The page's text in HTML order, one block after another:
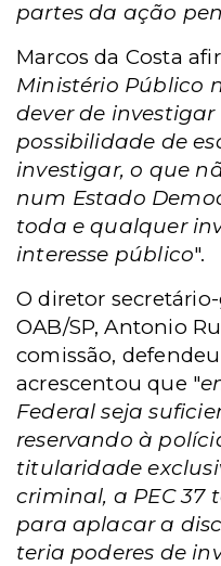
partes da ação
Marcos da Costa
Ministério Público
dever de
possibilidade de
investigar, o que
num Estado
toda e qualquer
interesse público".
O diretor
OAB/SP, Antonio
comissão,
acrescentou que "
Federal seja
reservando à
titularidade
criminal, a PEC 37
para aplacar a
teria poderes de